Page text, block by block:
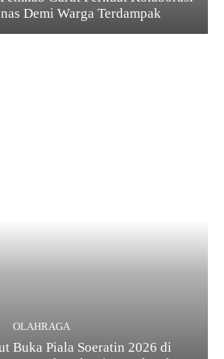
Demi Warga Terdampak
OLAHRAGA
Buka Piala Soeratin 2026 di